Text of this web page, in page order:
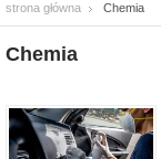
strona główna Chemia
Chemia